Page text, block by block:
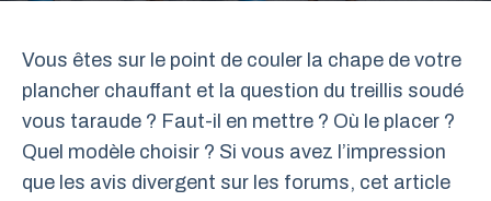
Vous êtes sur le point de couler la chape de votre
plancher chauffant et la question du treillis soudé
vous taraude ? Faut-il en mettre ? Où le placer ?
Quel modèle choisir ? Si vous avez l’impression
que les avis divergent sur les forums, cet article